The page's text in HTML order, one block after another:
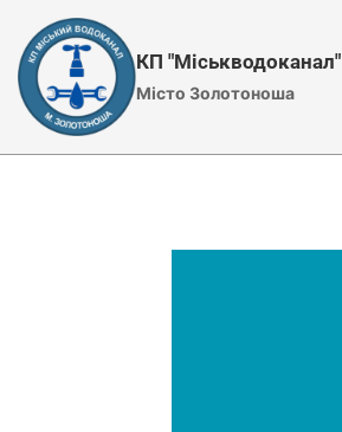
Перейти
до
вмісту
КП "Міськводоканал"
Місто Золотоноша